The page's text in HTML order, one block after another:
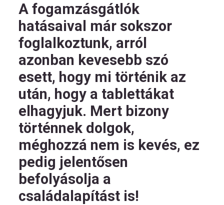
A fogamzásgátlók
hatásaival már sokszor
foglalkoztunk, arról
azonban kevesebb szó
esett, hogy mi történik az
után, hogy a tablettákat
elhagyjuk. Mert bizony
történnek dolgok,
méghozzá nem is kevés, ez
pedig jelentősen
befolyásolja a
családalapítást is!